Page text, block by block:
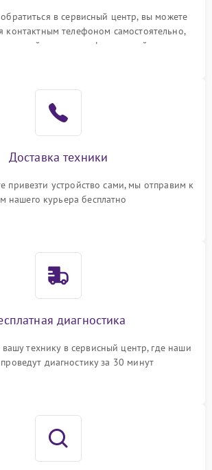
в сервисный центр, вы можете
контактным телефоном самостоятельно,
свой номер телефона на сайте
Доставка техники
привезти устройство сами, мы отправим к
нашего курьера бесплатно
диагностика
технику в сервисный центр, где наши
диагностику за 30 минут